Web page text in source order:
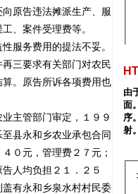
原告违法摊派生产、服
、案件受理费等。
服务费用的提法不妥。
三要求有关部门对农民
。原告所诉各项费用也
主管部门审定，１９９
县永和乡农业承包合同
０元，管理费２７元；
人均负担２１．２５
有永和乡泉水村村民委